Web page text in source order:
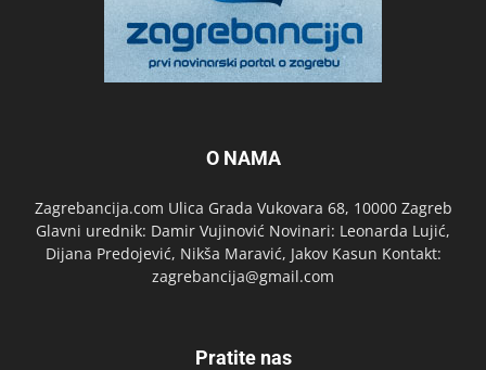
O NAMA
Zagrebancija.com Ulica Grada Vukovara 68, 10000 Zagreb
Glavni urednik: Damir Vujinović Novinari: Leonarda Lujić,
Dijana Predojević, Nikša Maravić, Jakov Kasun Kontakt:
zagrebancija@gmail.com
Pratite nas